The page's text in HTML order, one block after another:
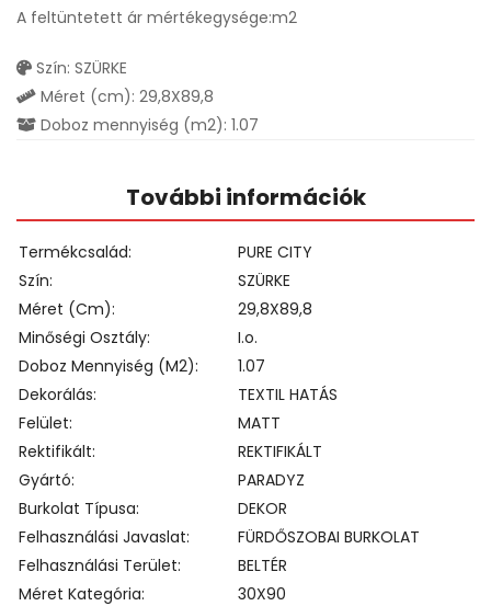
A feltüntetett ár mértékegysége:m2
Szín: SZÜRKE
Méret (cm): 29,8X89,8
Doboz mennyiség (m2): 1.07
További információk
Termékcsalád
PURE CITY
Szín
SZÜRKE
Méret (cm)
29,8X89,8
Minőségi Osztály
I.o.
Doboz Mennyiség (m2)
1.07
Dekorálás
TEXTIL HATÁS
Felület
MATT
Rektifikált
REKTIFIKÁLT
Gyártó
PARADYZ
Burkolat Típusa
DEKOR
Felhasználási Javaslat
FÜRDŐSZOBAI BURKOLAT
Felhasználási Terület
BELTÉR
Méret Kategória
30X90